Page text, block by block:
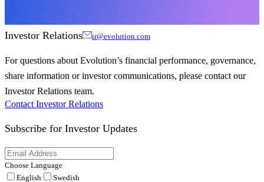
Investor Relations ir@evolution.com
For questions about Evolution’s financial performance, governance,
share information or investor communications, please contact our
Investor Relations team.
Contact Investor Relations
Subscribe for Investor Updates
Choose Language
English
Swedish